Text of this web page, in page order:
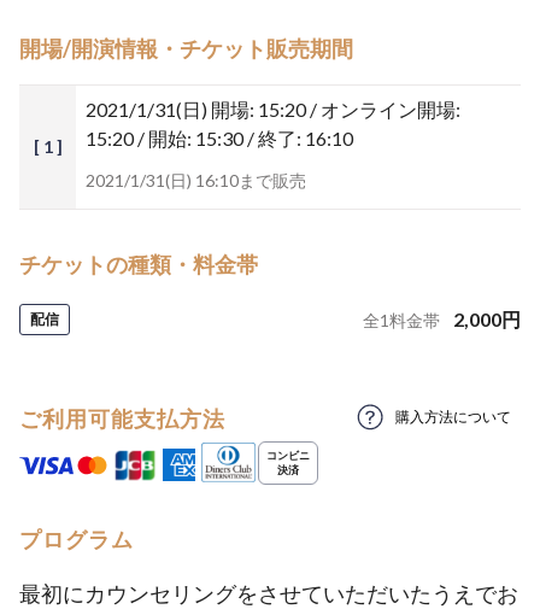
開場/開演情報・チケット販売期間
[ 1 ]
2021/1/31(日) 開場: 15:20 / オンライン開場:
15:20 / 開始: 15:30 / 終了: 16:10
2021/1/31(日) 16:10まで販売
チケットの種類・料金帯
配信 全1料金帯 2,000円
ご利用可能支払方法 購入方法について
プログラム
最初にカウンセリングをさせていただいたうえでお